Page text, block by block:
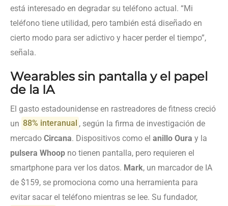
está interesado en degradar su teléfono actual. “Mi
teléfono tiene utilidad, pero también está diseñado en
cierto modo para ser adictivo y hacer perder el tiempo”,
señala.
Wearables sin pantalla y el papel
de la IA
El gasto estadounidense en rastreadores de fitness creció
un 88% interanual , según la firma de investigación de
mercado Circana. Dispositivos como el anillo Oura y la
pulsera Whoop no tienen pantalla, pero requieren el
smartphone para ver los datos. Mark, un marcador de IA
de $159, se promociona como una herramienta para
evitar sacar el teléfono mientras se lee. Su fundador,